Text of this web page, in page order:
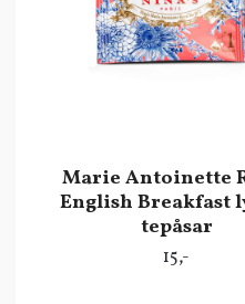
Marie Antoinette
English Breakfast
tepåsar
15,-